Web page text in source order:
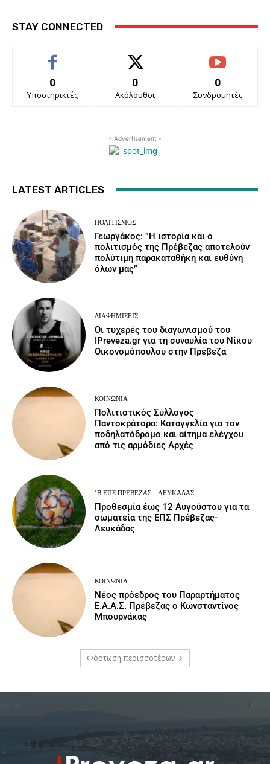
STAY CONNECTED
0
Υποστηρικτές
0
Ακόλουθοι
0
Συνδρομητές
- Advertisement -
LATEST ARTICLES
ΠΟΛΙΤΙΣΜΌΣ
Γεωργάκος: ”Η ιστορία και ο
πολιτισμός της Πρέβεζας αποτελούν
πολύτιμη παρακαταθήκη και ευθύνη
όλων μας”
ΔΙΑΦΗΜΊΣΕΙΣ
Οι τυχερές του διαγωνισμού του
IPreveza.gr για τη συναυλία του Νίκου
Οικονομόπουλου στην Πρέβεζα
ΚΟΙΝΩΝΙΑ
Πολιτιστικός Σύλλογος
Παντοκράτορα: Καταγγελία για τον
ποδηλατόδρομο και αίτημα ελέγχου
από τις αρμόδιες Αρχές
΄Β ΕΠΣ ΠΡΈΒΕΖΑΣ - ΛΕΥΚΆΔΑΣ
Προθεσμία έως 12 Αυγούστου για τα
σωματεία της ΕΠΣ Πρέβεζας-
Λευκάδας
ΚΟΙΝΩΝΙΑ
Νέος πρόεδρος του Παραρτήματος
Ε.Α.Α.Σ. Πρέβεζας ο Κωνσταντίνος
Μπουρνάκας
Φόρτωση περισσοτέρων